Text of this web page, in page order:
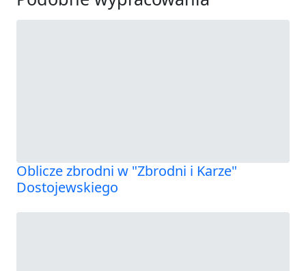
Oblicze zbrodni w "Zbrodni i Karze"
Dostojewskiego